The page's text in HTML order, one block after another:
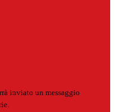
inviato un messaggio